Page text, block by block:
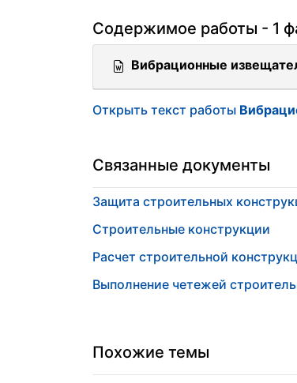
Содержимое работы - 1
Вибрационные
Открыть текст работы
Связанные документы
Защита строительных
Строительные конструкции
Расчет строительной
Выполнение четежей
Похожие темы